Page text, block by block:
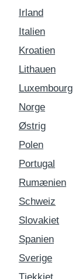
Irland
Italien
Kroatien
Lithauen
Luxembourg
Norge
Østrig
Polen
Portugal
Rumænien
Schweiz
Slovakiet
Spanien
Sverige